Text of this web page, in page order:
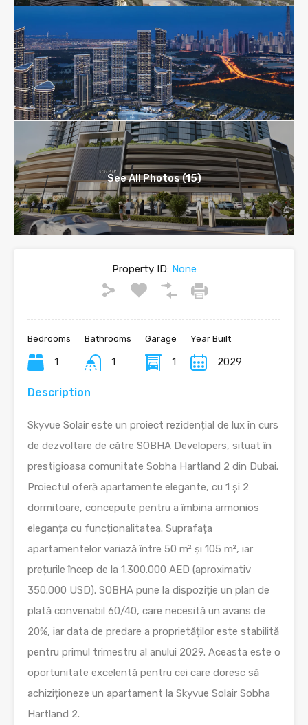
See All Photos (15)
Property ID:None
Bedrooms
1
Bathrooms
1
Garage
1
Year Built
2029
Description
Skyvue Solair este un proiect rezidențial de lux în curs
de dezvoltare de către SOBHA Developers, situat în
prestigioasa comunitate Sobha Hartland 2 din Dubai.
Proiectul oferă apartamente elegante, cu 1 și 2
dormitoare, concepute pentru a îmbina armonios
eleganța cu funcționalitatea. Suprafața
apartamentelor variază între 50 m² și 105 m², iar
prețurile încep de la 1.300.000 AED (aproximativ
350.000 USD). SOBHA pune la dispoziție un plan de
plată convenabil 60/40, care necesită un avans de
20%, iar data de predare a proprietăților este stabilită
pentru primul trimestru al anului 2029. Aceasta este o
oportunitate excelentă pentru cei care doresc să
achiziționeze un apartament la Skyvue Solair Sobha
Hartland 2.